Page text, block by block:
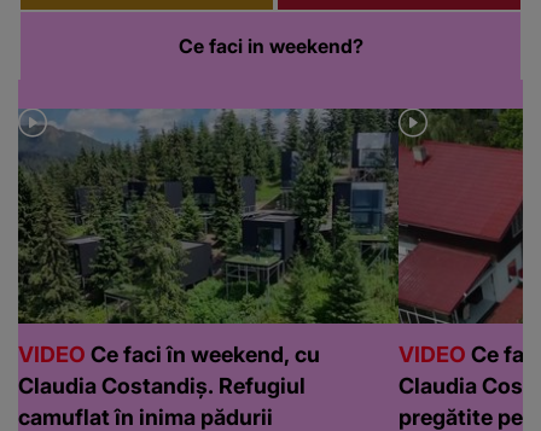
Ce faci in weekend?
VIDEO Ce faci în weekend, cu
Claudia Costandiș. Refugiul
camuflat în inima pădurii
VIDEO Ce
Claudia
pregătite